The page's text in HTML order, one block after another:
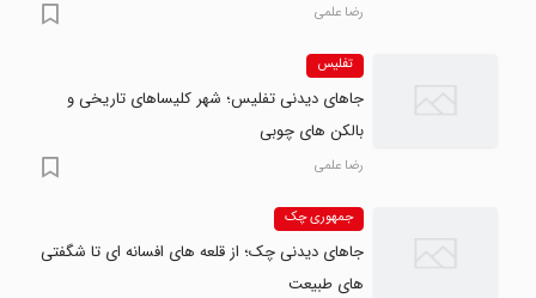
رضا علمی
تفلیس
جاهای دیدنی تفلیس؛ شهر کلیساهای تاریخی و
بالکن های چوبی
رضا علمی
جمهوری چک
جاهای دیدنی چک؛ از قلعه های افسانه ای تا شگفتی
های طبیعت